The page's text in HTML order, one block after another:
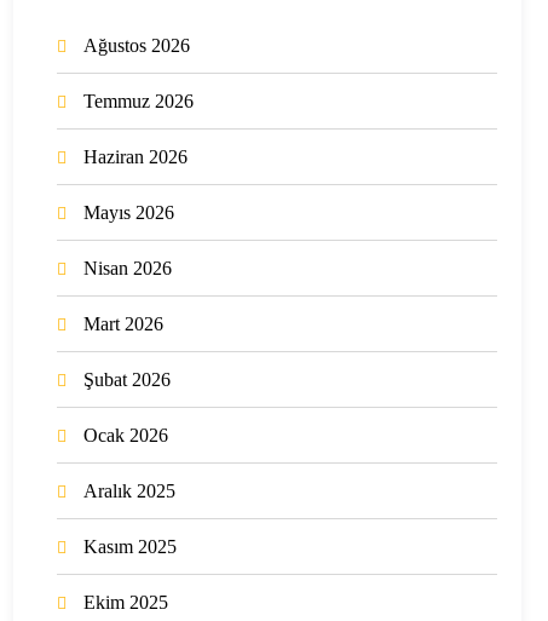
Ağustos 2026
Temmuz 2026
Haziran 2026
Mayıs 2026
Nisan 2026
Mart 2026
Şubat 2026
Ocak 2026
Aralık 2025
Kasım 2025
Ekim 2025